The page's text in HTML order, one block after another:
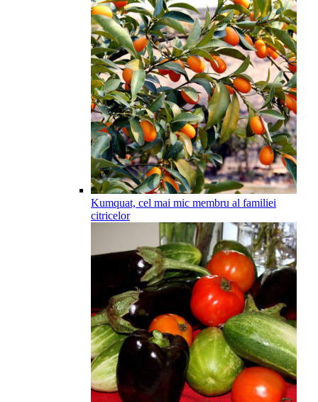
Kumquat, cel mai mic membru al familiei
citricelor